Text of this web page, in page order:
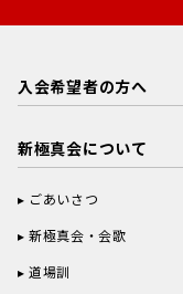
入会希望者の方へ
新極真会について
ごあいさつ
新極真会・会歌
道場訓